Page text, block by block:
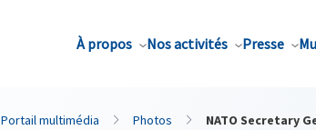
À propos Nos activités Presse
Portail multimédia Photos NATO Secretary